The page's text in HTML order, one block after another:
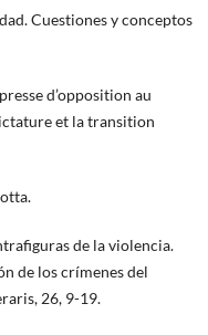
Cuestiones y conceptos
d’opposition au
et la transition
de la violencia.
de los crímenes del
26, 9-19.